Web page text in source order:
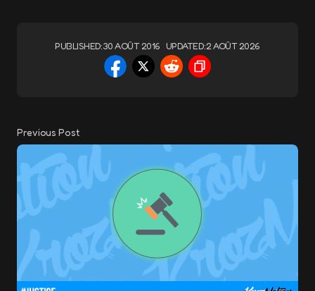
PUBLISHED:30 AOÛT 2016 UPDATED:2 AOÛT 2026
Previous Post